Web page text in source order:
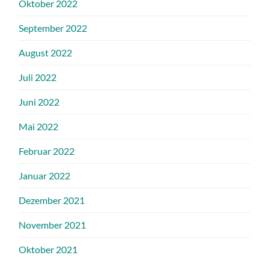
Oktober 2022
September 2022
August 2022
Juli 2022
Juni 2022
Mai 2022
Februar 2022
Januar 2022
Dezember 2021
November 2021
Oktober 2021